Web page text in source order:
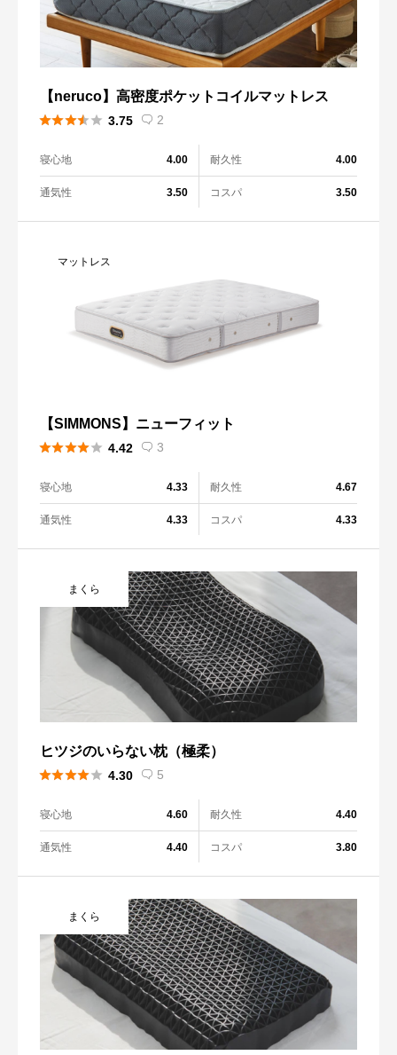
【neruco】高密度ポケットコイルマットレス
 3.75  2
寝心地 4.00 耐久性 4.00
通気性 3.50 コスパ 3.50
マットレス
【SIMMONS】ニューフィット
 4.42  3
寝心地 4.33 耐久性 4.67
通気性 4.33 コスパ 4.33
まくら
ヒツジのいらない枕（極柔）
 4.30  5
寝心地 4.60 耐久性 4.40
通気性 4.40 コスパ 3.80
まくら